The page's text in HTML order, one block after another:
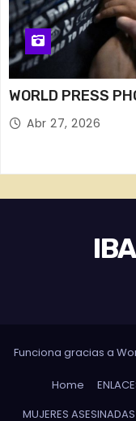
WORLD PRESS
Abr 27, 2026
Funciona gracias a
Home
MUJERES